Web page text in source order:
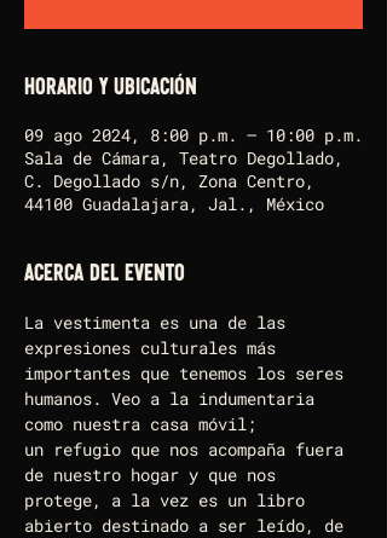
Horario y ubicación
09 ago 2024, 8:00 p.m. – 10:00 p.m.
Sala de Cámara, Teatro Degollado,
C. Degollado s/n, Zona Centro,
44100 Guadalajara, Jal., México
Acerca del evento
La vestimenta es una de las
expresiones culturales más
importantes que tenemos los seres
humanos. Veo a la indumentaria
como nuestra casa móvil;
un refugio que nos acompaña fuera
de nuestro hogar y que nos
protege, a la vez es un libro
abierto destinado a ser leído, de